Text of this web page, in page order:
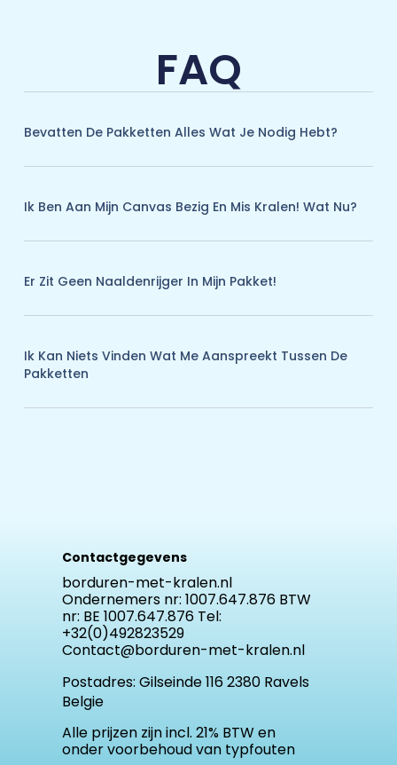
FAQ
Bevatten De Pakketten Alles Wat Je Nodig Hebt?
Ik Ben Aan Mijn Canvas Bezig En Mis Kralen! Wat Nu?
Er Zit Geen Naaldenrijger In Mijn Pakket!
Ik Kan Niets Vinden Wat Me Aanspreekt Tussen De
Pakketten
Contactgegevens
borduren-met-kralen.nl
Ondernemers nr: 1007.647.876 BTW
nr: BE 1007.647.876 Tel:
+32(0)492823529
Contact@borduren-met-kralen.nl
Postadres: Gilseinde 116 2380 Ravels
Belgie
Alle prijzen zijn incl. 21% BTW en
onder voorbehoud van typfouten